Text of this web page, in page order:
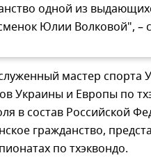
одной из
Юлии Волковой", –
мастер спорта
Украины и Европы по
в состав Российской
гражданство,
по тхэквондо.